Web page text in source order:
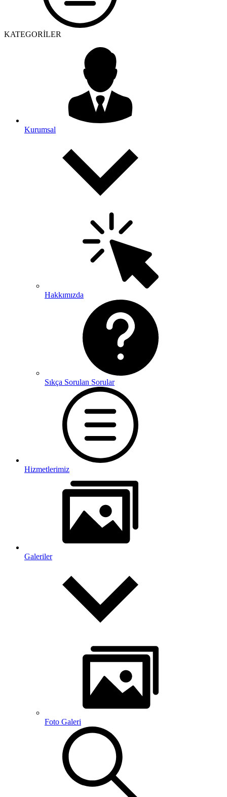
KATEGORİLER
Kurumsal
Hakkımızda
Sıkça Sorulan Sorular
Hizmetlerimiz
Galeriler
Foto Galeri